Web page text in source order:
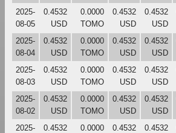
2025-
08-05
0.4532
USD
0.0000
TOMO
0.4532
USD
0.4532
USD
2025-
08-04
0.4532
USD
0.0000
TOMO
0.4532
USD
0.4532
USD
2025-
08-03
0.4532
USD
0.0000
TOMO
0.4532
USD
0.4532
USD
2025-
08-02
0.4532
USD
0.0000
TOMO
0.4532
USD
0.4532
USD
2025-
0.4532
0.0000
0.4532
0.4532